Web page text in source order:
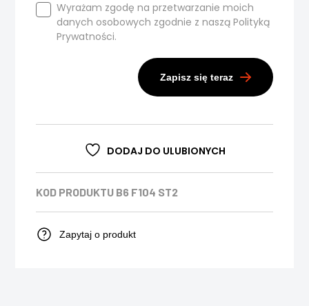
Wyrażam zgodę na przetwarzanie moich
danych osobowych zgodnie z nasząPolityką
Prywatności.
Zapisz się teraz
DODAJ DO ULUBIONYCH
KOD PRODUKTU B6 F104 ST2
Zapytaj o produkt